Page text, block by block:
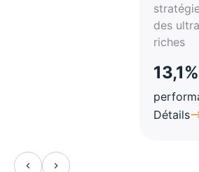
des
riches
13,1%
Détails